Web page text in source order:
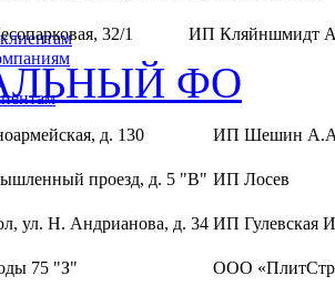
32/1 ИП Кляйншмидт
ФО
д. 130 ИП Шешин
проезд, д. 5 "В" ИП Лосев
ул. Н. Андрианова, д. 34 ИП Гулевская
75 "З" ООО